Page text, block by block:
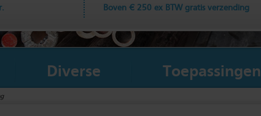
Boven € 250 ex BTW gratis verzending
Diverse Toepassingen